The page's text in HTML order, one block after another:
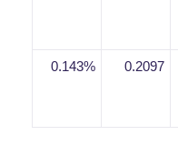
0.2097
0.143%